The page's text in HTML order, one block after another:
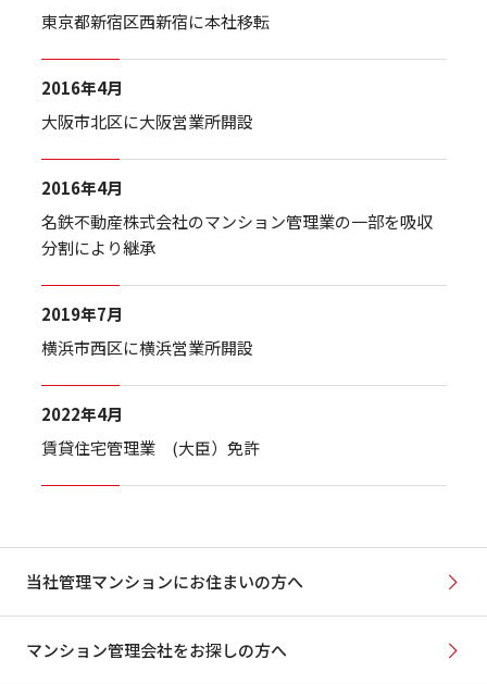
東京都新宿区西新宿に本社移転
2016年4月
大阪市北区に大阪営業所開設
2016年4月
名鉄不動産株式会社のマンション管理業の一部を吸収
分割により継承
2019年7月
横浜市西区に横浜営業所開設
2022年4月
賃貸住宅管理業 (大臣）免許
当社管理マンションにお住まいの方へ
マンション管理会社をお探しの方へ